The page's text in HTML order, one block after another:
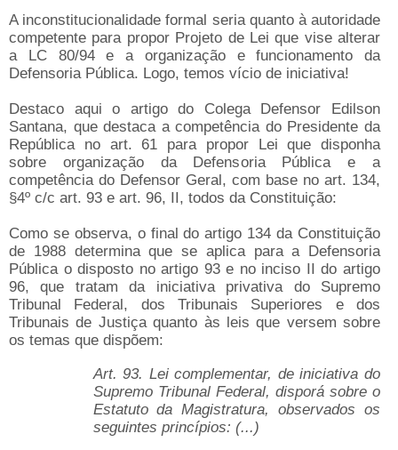
A inconstitucionalidade formal seria quanto à autoridade
competente para propor Projeto de Lei que vise alterar
a LC 80/94 e a organização e funcionamento da
Defensoria Pública. Logo, temos vício de iniciativa!
Destaco aqui o artigo do Colega Defensor Edilson
Santana, que destaca a competência do Presidente da
República no art. 61 para propor Lei que disponha
sobre organização da Defensoria Pública e a
competência do Defensor Geral, com base no art. 134,
§4º c/c art. 93 e art. 96, II, todos da Constituição:
Como se observa, o final do artigo 134 da Constituição
de 1988 determina que se aplica para a Defensoria
Pública o disposto no artigo 93 e no inciso II do artigo
96, que tratam da iniciativa privativa do Supremo
Tribunal Federal, dos Tribunais Superiores e dos
Tribunais de Justiça quanto às leis que versem sobre
os temas que dispõem:
Art. 93. Lei complementar, de iniciativa do
Supremo Tribunal Federal, disporá sobre o
Estatuto da Magistratura, observados os
seguintes princípios: (...)